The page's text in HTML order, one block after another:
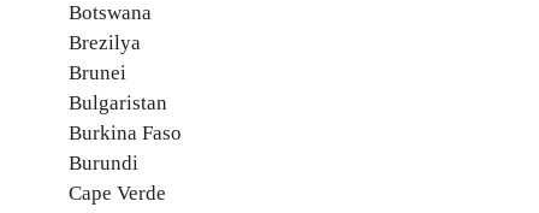
Botswana
Brezilya
Brunei
Bulgaristan
Burkina Faso
Burundi
Cape Verde